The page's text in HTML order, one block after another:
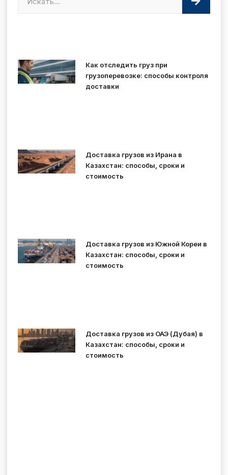
Как отследить груз при
грузоперевозке: способы контроля
доставки
Доставка грузов из Ирана в
Казахстан: способы, сроки и
стоимость
Доставка грузов из Южной Кореи в
Казахстан: способы, сроки и
стоимость
Доставка грузов из ОАЭ (Дубая) в
Казахстан: способы, сроки и
стоимость